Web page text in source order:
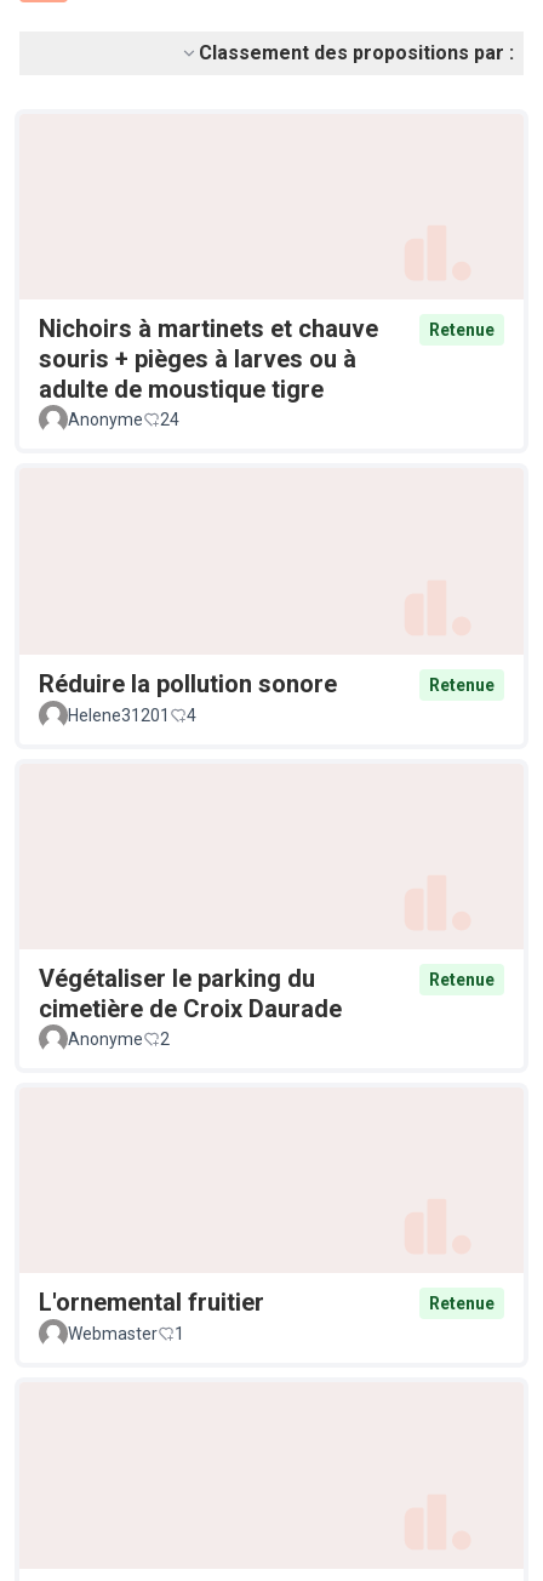
Classement des propositions par :
Nichoirs à martinets et chauve
souris + pièges à larves ou à
adulte de moustique tigre
Retenue
Anonyme 24
Réduire la pollution sonore
Retenue
Helene31201
4
Végétaliser le parking du
cimetière de Croix Daurade
Retenue
Anonyme 2
L'ornemental fruitier
Retenue
Webmaster
1